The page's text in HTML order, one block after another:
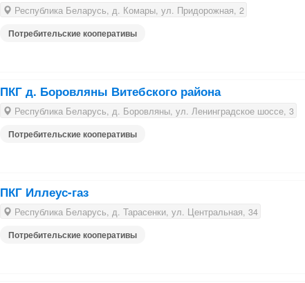
Республика Беларусь, д. Комары, ул. Придорожная, 2
Потребительские кооперативы
ПКГ д. Боровляны Витебского района
Республика Беларусь, д. Боровляны, ул. Ленинградское шоссе, 3
Потребительские кооперативы
ПКГ Иллеус-газ
Республика Беларусь, д. Тарасенки, ул. Центральная, 34
Потребительские кооперативы